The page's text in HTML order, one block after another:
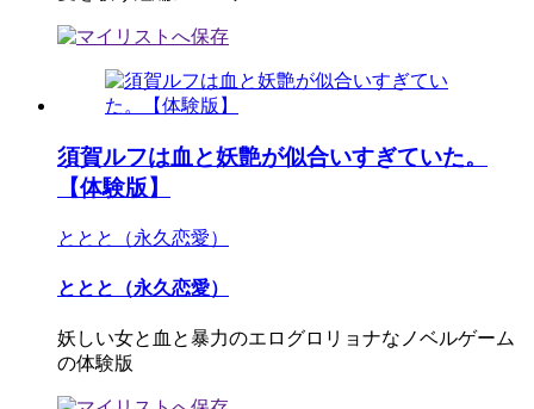
須賀ルフは血と妖艶が似合いすぎていた。
【体験版】
ととと（永久恋愛）
ととと（永久恋愛）
妖しい女と血と暴力のエログロリョナなノベルゲーム
の体験版